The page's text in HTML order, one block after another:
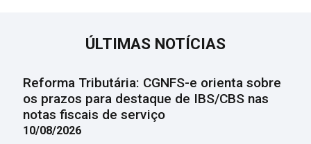
ÚLTIMAS NOTÍCIAS
Reforma Tributária: CGNFS-e orienta sobre
os prazos para destaque de IBS/CBS nas
notas fiscais de serviço
10/08/2026